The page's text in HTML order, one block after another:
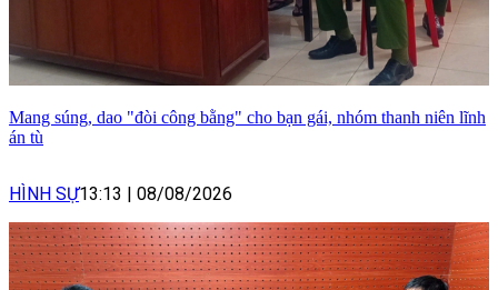
Mang súng, dao "đòi công bằng" cho bạn gái, nhóm thanh niên lĩnh
án tù
HÌNH SỰ13:13 | 08/08/2026